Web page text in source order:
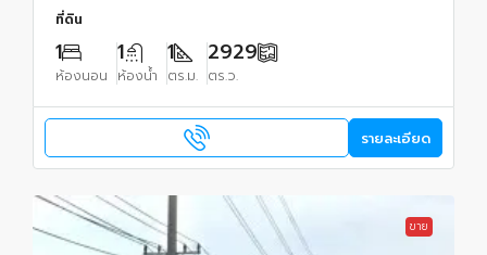
ที่ดิน
1
ห้องนอน
1
ห้องน้ำ
1
ตร.ม.
2929
ตร.ว.
รายละเอียด
ขาย